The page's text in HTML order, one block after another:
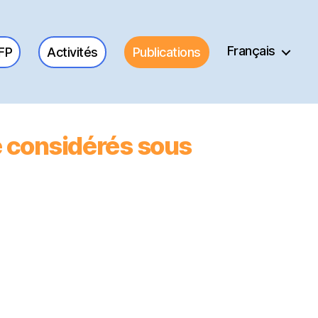
Activités Publications Français
sous